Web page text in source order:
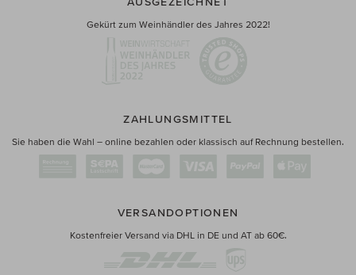
Gekürt zum Weinhändler des Jahres 2022!
ZAHLUNGSMITTEL
Sie haben die Wahl – online bezahlen oder klassisch auf Rechnung bestellen.
VERSANDOPTIONEN
Kostenfreier Versand via DHL in DE und AT ab 60€.